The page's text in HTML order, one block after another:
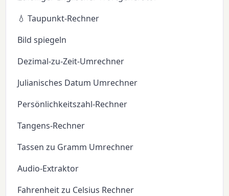
💧 Taupunkt-Rechner
Bild spiegeln
Dezimal-zu-Zeit-Umrechner
Julianisches Datum Umrechner
Persönlichkeitszahl-Rechner
Tangens-Rechner
Tassen zu Gramm Umrechner
Audio-Extraktor
Fahrenheit zu Celsius Rechner